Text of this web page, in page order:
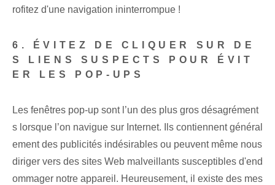
rofitez d'une navigation ininterrompue !
6. ÉVITEZ DE CLIQUER SUR DE
S LIENS SUSPECTS POUR ÉVIT
ER LES POP-UPS
Les fenêtres pop-up sont l’un des plus gros désagrément
s lorsque l’on navigue sur Internet. Ils contiennent général
ement des publicités indésirables ou peuvent même nous
diriger vers des sites Web malveillants susceptibles d'end
ommager notre appareil. Heureusement, il existe des mes